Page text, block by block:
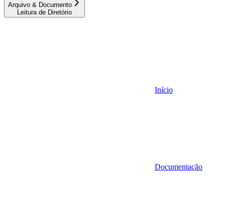
Arquivo & Documento
Leitura de Diretório
Início
Documentação